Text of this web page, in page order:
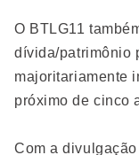
O BTLG11
dívida/patrimônio
majoritariamente
próximo de cinco
Com a